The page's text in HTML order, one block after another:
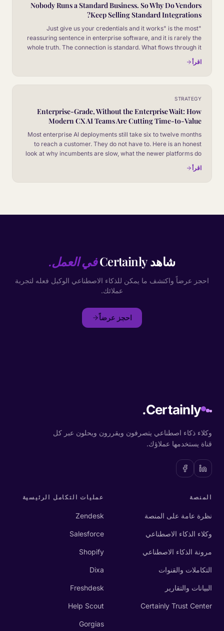
Nobody Runs a Standard Business. So Why Do Vendors
Keep Selling Standard Integrations?
"Just give us your credentials and it works" is the most
reassuring sentence in enterprise software, and it is rarely the
whole truth. The connection is standard. What flows through it
never is. Here is the honest version of plug-and-play, and why
it tends to be the start of a much better deployment.
اقرأ
STRATEGY
Enterprise-Grade, Without the Enterprise Wait: How
Modern CX AI Teams Are Cutting Time-to-Value
Most enterprise AI deployments still take six to twelve months
to reach a customer. They do not have to. Here is an honest
look at why incumbents are slow, what the newer platforms do
differently, and how to evaluate vendors on time-to-value
without giving up the controls your security team will
اقرأ
شاهد Certainly في العمل.
احجز عرضاً واكتشف ما يمكن للذكاء الاصطناعي الوكيل فعله لتجربة
عملائك.
احجز عرضاً
Certainly.
وكلاء ذكاء اصطناعي يتصرفون ويقررون ويحلون عبر كل
قناة يستخدمها عملاؤك.
المنصة
نظرة عامة على المنصة
وكلاء الذكاء الاصطناعي
مرونة الذكاء الاصطناعي
التكاملات والقنوات
البيانات والتقارير
Certainly Trust Center
عمليات التكامل الرئيسية
Zendesk
Salesforce
Shopify
Dixa
Freshdesk
Help Scout
Gorgias